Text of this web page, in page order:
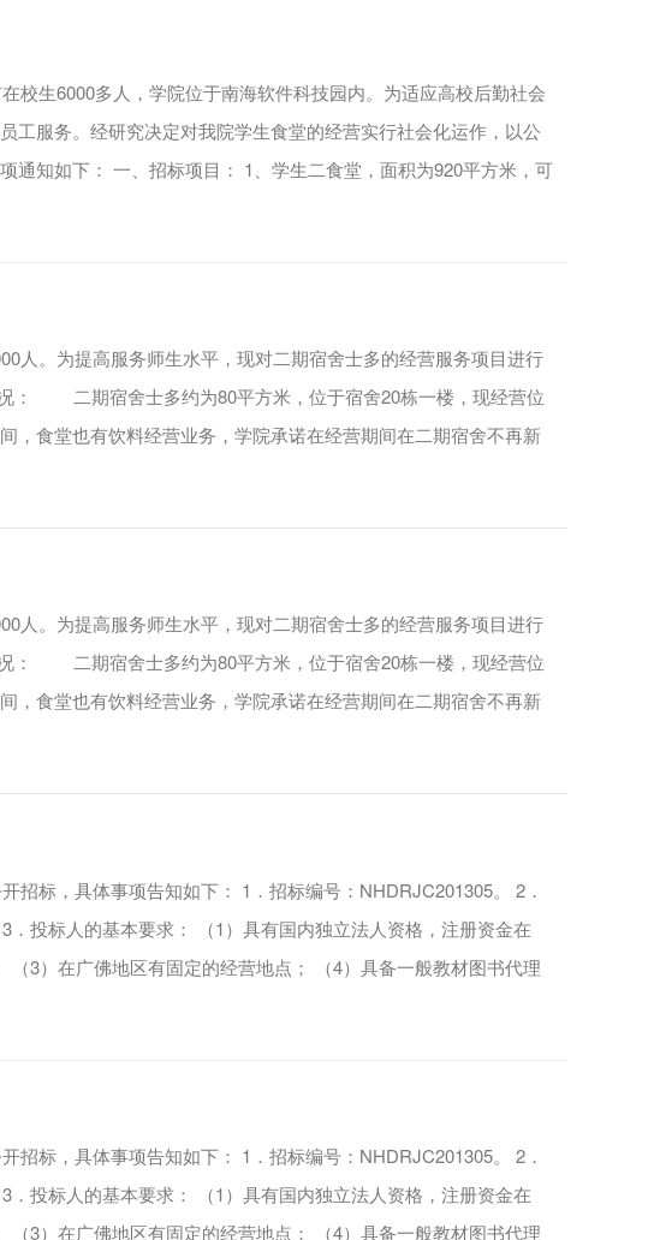
校生6000多人，学院位于南海软件科技园内。为适应高校后勤社会
工服务。经研究决定对我院学生食堂的经营实行社会化运作，以公
知如下： 一、招标项目： 1、学生二食堂，面积为920平方米，可
人。为提高服务师生水平，现对二期宿舍士多的经营服务项目进行
二期宿舍士多约为80平方米，位于宿舍20栋一楼，现经营位
，食堂也有饮料经营业务，学院承诺在经营期间在二期宿舍不再新
人。为提高服务师生水平，现对二期宿舍士多的经营服务项目进行
二期宿舍士多约为80平方米，位于宿舍20栋一楼，现经营位
，食堂也有饮料经营业务，学院承诺在经营期间在二期宿舍不再新
标，具体事项告知如下： 1．招标编号：NHDRJC201305。 2．
投标人的基本要求： （1）具有国内独立法人资格，注册资金在
3）在广佛地区有固定的经营地点； （4）具备一般教材图书代理
标，具体事项告知如下： 1．招标编号：NHDRJC201305。 2．
投标人的基本要求： （1）具有国内独立法人资格，注册资金在
3）在广佛地区有固定的经营地点； （4）具备一般教材图书代理